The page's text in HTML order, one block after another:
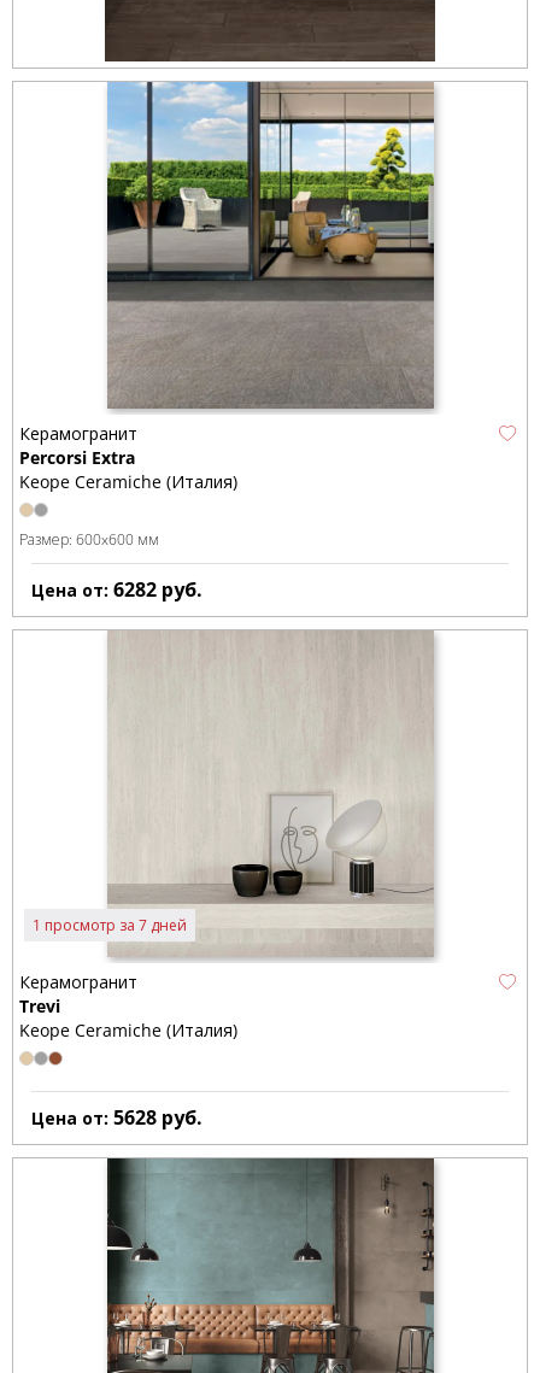
Керамогранит
Percorsi Extra
Keope Ceramiche (Италия)
Размер: 600x600 мм
Цена от: 6282 руб.
1 просмотр за 7 дней
Керамогранит
Trevi
Keope Ceramiche (Италия)
Цена от: 5628 руб.